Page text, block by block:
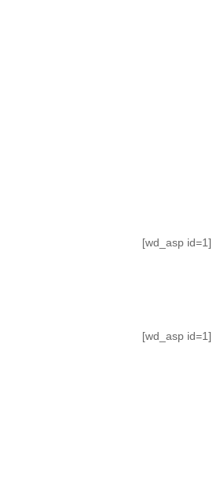
[wd_asp id=1]
[wd_asp id=1]